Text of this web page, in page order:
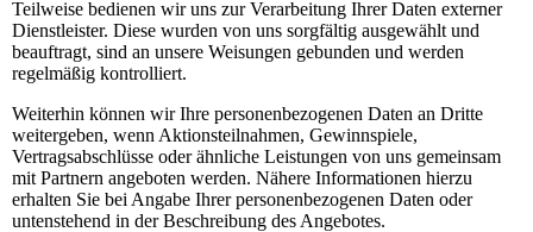
Teilweise bedienen wir uns zur Verarbeitung Ihrer Daten externer
Dienstleister. Diese wurden von uns sorgfältig ausgewählt und
beauftragt, sind an unsere Weisungen gebunden und werden
regelmäßig kontrolliert.
Weiterhin können wir Ihre personenbezogenen Daten an Dritte
weitergeben, wenn Aktionsteilnahmen, Gewinnspiele,
Vertragsabschlüsse oder ähnliche Leistungen von uns gemeinsam
mit Partnern angeboten werden. Nähere Informationen hierzu
erhalten Sie bei Angabe Ihrer personenbezogenen Daten oder
untenstehend in der Beschreibung des Angebotes.